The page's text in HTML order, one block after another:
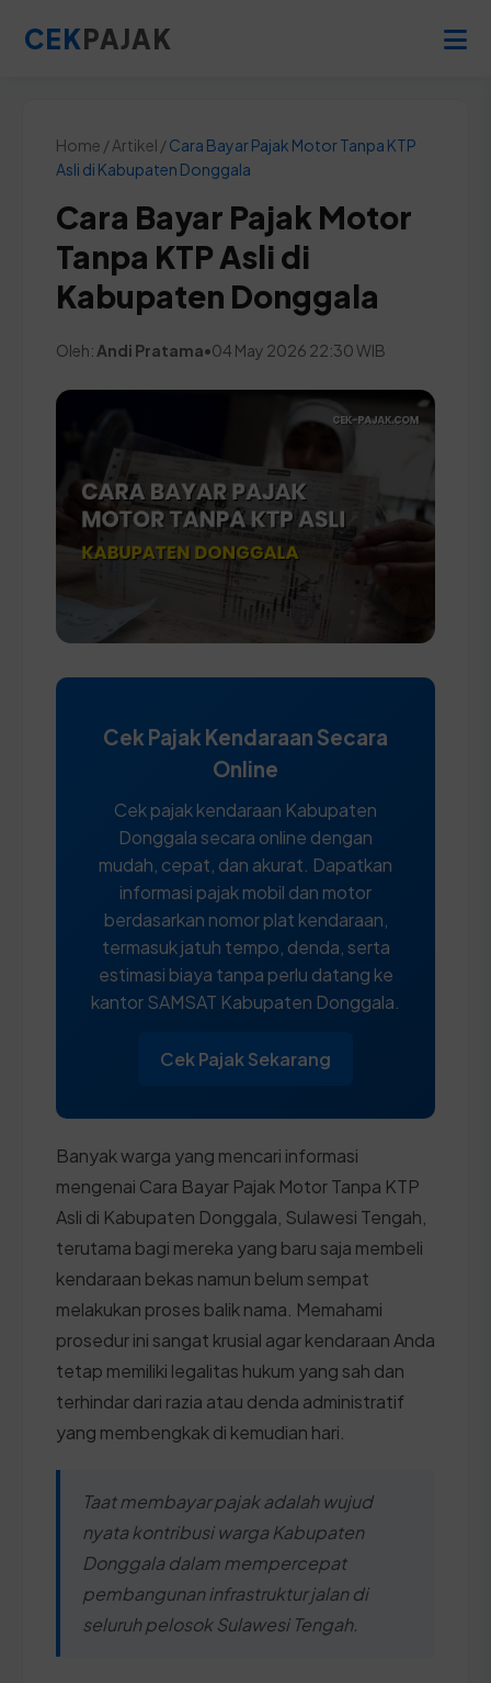
CEKPAJAK
Home / Artikel /Cara Bayar Pajak Motor Tanpa KTP
Asli di Kabupaten Donggala
Cara Bayar Pajak Motor
Tanpa KTP Asli di
Kabupaten Donggala
Oleh: Andi Pratama•04 May 2026 22:30 WIB
Cek Pajak Kendaraan Secara
Online
Cek pajak kendaraan Kabupaten
Donggala secara online dengan
mudah, cepat, dan akurat. Dapatkan
informasi pajak mobil dan motor
berdasarkan nomor plat kendaraan,
termasuk jatuh tempo, denda, serta
estimasi biaya tanpa perlu datang ke
kantor SAMSAT Kabupaten Donggala.
Cek Pajak Sekarang
Banyak warga yang mencari informasi
mengenai Cara Bayar Pajak Motor Tanpa KTP
Asli di Kabupaten Donggala, Sulawesi Tengah,
terutama bagi mereka yang baru saja membeli
kendaraan bekas namun belum sempat
melakukan proses balik nama. Memahami
prosedur ini sangat krusial agar kendaraan Anda
tetap memiliki legalitas hukum yang sah dan
terhindar dari razia atau denda administratif
yang membengkak di kemudian hari.
Taat membayar pajak adalah wujud
nyata kontribusi warga Kabupaten
Donggala dalam mempercepat
pembangunan infrastruktur jalan di
seluruh pelosok Sulawesi Tengah.